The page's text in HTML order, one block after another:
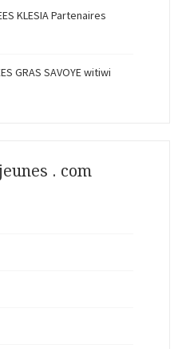
KLESIA Partenaires
GRAS SAVOYE witiwi
. com